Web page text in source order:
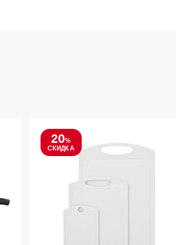
20%
СКИДКА